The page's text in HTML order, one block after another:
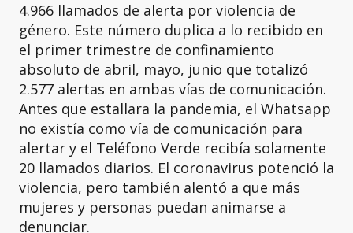
4.966 llamados de alerta por violencia de
género. Este número duplica a lo recibido en
el primer trimestre de confinamiento
absoluto de abril, mayo, junio que totalizó
2.577 alertas en ambas vías de comunicación.
Antes que estallara la pandemia, el Whatsapp
no existía como vía de comunicación para
alertar y el Teléfono Verde recibía solamente
20 llamados diarios. El coronavirus potenció la
violencia, pero también alentó a que más
mujeres y personas puedan animarse a
denunciar.